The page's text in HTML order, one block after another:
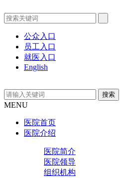
公众入口
员工入口
就医入口
English
MENU
医院首页
医院介绍
医院简介
医院领导
组织机构